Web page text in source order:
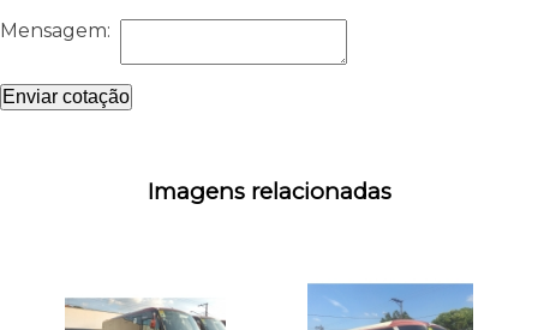
Mensagem:
Enviar cotação
Imagens relacionadas